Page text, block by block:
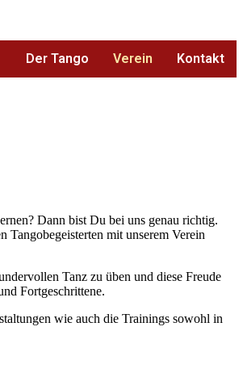
Der Tango Verein Kontakt
Dann bist Du bei uns genau richtig.
Tangobegeisterten mit unserem Verein
Tanz zu üben und diese Freude
Fortgeschrittene.
wie auch die Trainings sowohl in